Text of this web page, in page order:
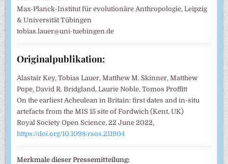
Max-Planck-Institut für evolutionäre Anthropologie, Leipzig
& Universität Tübingen
tobias.lauer@uni-tuebingen.de
Originalpublikation:
Alastair Key, Tobias Lauer, Matthew M. Skinner, Matthew
Pope, David R. Bridgland, Laurie Noble, Tomos Proffitt
On the earliest Acheulean in Britain: first dates and in-situ
artefacts from the MIS 15 site of Fordwich (Kent, UK)
Royal Society Open Science, 22 June 2022,
https://doi.org/10.1098/rsos.211904
Merkmale dieser Pressemitteilung: